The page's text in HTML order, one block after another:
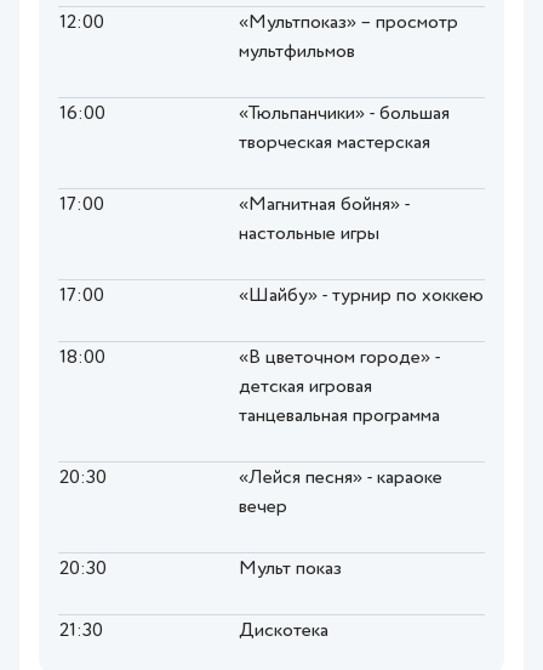
12:00
«Мультпоказ» – просмотр
мультфильмов
16:00
«Тюльпанчики» - большая
творческая мастерская
17:00
«Магнитная бойня» -
настольные игры
17:00 «Шайбу» - турнир по хоккею
18:00
«В цветочном городе» -
детская игровая
танцевальная программа
20:30
«Лейся песня» - караоке
вечер
20:30 Мульт показ
21:30 Дискотека